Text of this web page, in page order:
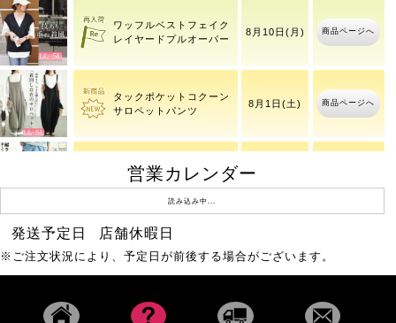
ワッフルベストフェイク
レイヤードプルオーバー
8月10日(月) 商品ページへ
タックポケットコクーン
サロペットパンツ
8月1日(土) 商品ページへ
ストレッチツイルセンタ
ータックフレアパンツ
8月1日(土)
レースフレアスリーブバ
ックギャザープルオーバ
大きいサイズ レディース
8月7日(金)
商品ページへ
営業カレンダー
読み込み中...
発送予定日 店舗休暇日
※ご注文状況により、予定日が前後する場合がございます。